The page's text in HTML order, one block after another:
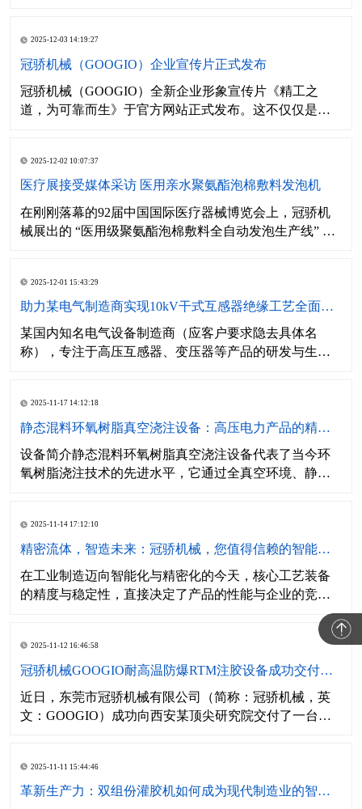
2025-12-03 14:19:27
冠骄机械（GOOGIO）企业宣传片正式发布
冠骄机械（GOOGIO）全新企业形象宣传片《精工之
道，为可靠而生》于官方网站正式发布。这不仅仅是一
卷。
2025-12-02 10:07:37
医疗展接受媒体采访 医用亲水聚氨酯泡棉敷料发泡机
在刚刚落幕的92届中国国际医疗器械博览会上，冠骄机
械展出的 “医用级聚氨酯泡棉敷料全自动发泡生产线” 受
工程技术赋能医疗创新。
2025-12-01 15:43:29
助力某电气制造商实现10kV干式互感器绝缘工艺全面升级
某国内知名电气设备制造商（应客户要求隐去具体名
称），专注于高压互感器、变压器等产品的研发与生
准（如IEC 60044），其传统常压浇注工艺已成为制约发
展的重要瓶颈。
2025-11-17 14:12:18
静态混料环氧树脂真空浇注设备：高压电力产品的精密制造核心
设备简介静态混料环氧树脂真空浇注设备代表了当今环
氧树脂浇注技术的先进水平，它通过全真空环境、静态
匀混合等核心问题。该设备彻底改变了传统常压浇注方
式，通过实现从材料预处理、管道输送到混料浇注全过
程的真空环境
2025-11-14 17:12:10
精密流体，智造未来：冠骄机械，您值得信赖的智能配比装备伙伴
在工业制造迈向智能化与精密化的今天，核心工艺装备
的精度与稳定性，直接决定了产品的性能与企业的竞争
来，便专注于双组份流体智能配比设备的研发与制造，
致力于为全球高端制造业提供精准、可靠、自动化的流
体应用整体解决方案。
2025-11-12 16:46:58
冠骄机械GOOGIO耐高温防爆RTM注胶设备成功交付西安研究院
近日，东莞市冠骄机械有限公司（简称：冠骄机械，英
文：GOOGIO）成功向西安某顶尖研究院交付了一台高
再获权威认可，也彰显了其为科研前沿领域提供定制
化、智能化解决方案的强大能力。
2025-11-11 15:44:46
革新生产力：双组份灌胶机如何成为现代制造业的智能核心